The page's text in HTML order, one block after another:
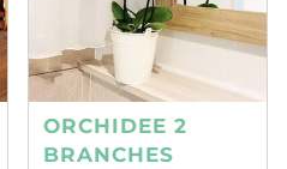
ORCHIDEE 2
BRANCHES